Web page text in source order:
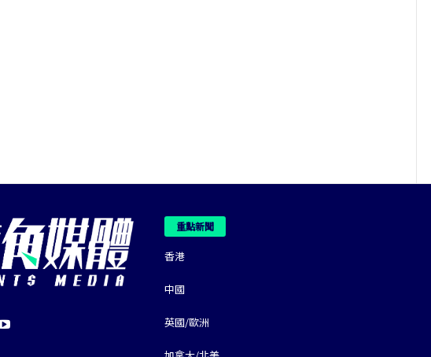
重點新聞
香港
中國
英國/歐洲